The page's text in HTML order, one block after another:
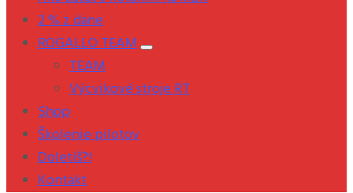
2 % z dane
ROGALLO TEAM
TEAM
Výcvikové stroje RT
Shop
Školenie pilotov
Doletíš?!
Kontakt